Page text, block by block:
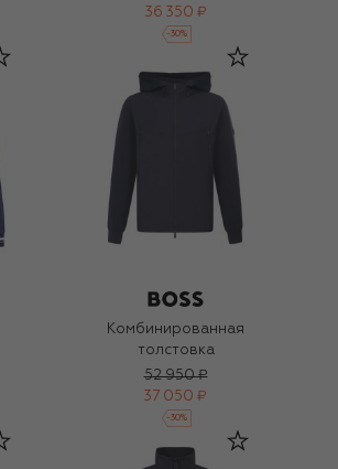
36 350 ₽
-30%
Комбинированная
толстовка
52 950 ₽
37 050 ₽
-30%